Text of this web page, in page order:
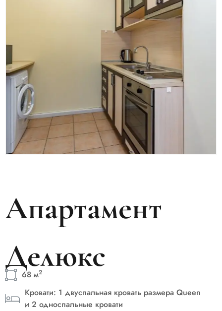
Апартамент
Делюкс
68 м2
Кровати: 1 двуспальная кровать размера Queen
и 2 односпальные кровати